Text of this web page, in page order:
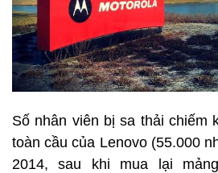
Số nhân viên bị sa thải chiếm
toàn cầu của Lenovo (55.000
2014, sau khi mua lại